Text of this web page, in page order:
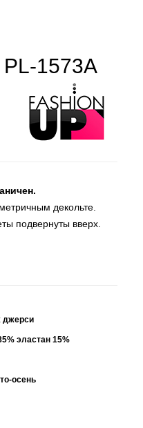
1573A
декольте.
подвернуты вверх.
джерси
эластан 15%
осень